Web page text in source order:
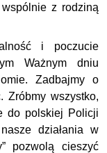
z rodziną
i poczucie
Ważnym dniu
Zadbajmy o
Zróbmy wszystko,
do polskiej Policji
działania w
pozwolą cieszyć